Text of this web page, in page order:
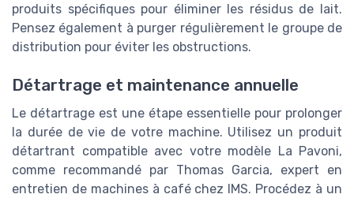
produits spécifiques pour éliminer les résidus de lait.
Pensez également à purger régulièrement le groupe de
distribution pour éviter les obstructions.
Détartrage et maintenance annuelle
Le détartrage est une étape essentielle pour prolonger
la durée de vie de votre machine. Utilisez un produit
détartrant compatible avec votre modèle La Pavoni,
comme recommandé par Thomas Garcia, expert en
entretien de machines à café chez IMS. Procédez à un